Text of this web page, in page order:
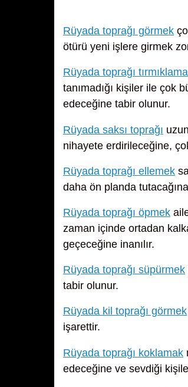
Rüyada toprağı görmek
ötürü yeni işlere girmek
Rüyada toprağı
tanımadığı kişiler ile çok
edeceğine tabir olunur.
Rüyada saksı toprağı
nihayete erdirileceğine,
Rüyada toprağı ellemek
daha ön planda
Rüyada toprağı öpmek
zaman içinde ortadan
geçeceğine inanılır.
Rüyada toprağı süpürmek
tabir olunur.
Rüyada kil toprağı görmek
işarettir.
Rüyada toprağı koklamak
edeceğine ve sevdiği